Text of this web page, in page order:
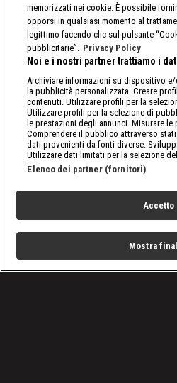
memorizzati nei cookie. È possibile
opporsi in qualsiasi momento al
legittimo facendo clic sul pulsante
pubblicitarie”. Privacy Policy
Noi e i nostri partner trattiamo i
Archiviare informazioni su dispositivo
la pubblicità personalizzata. Creare
contenuti. Utilizzare profili per la
Utilizzare profili per la selezione di
le prestazioni degli annunci. Misurare
Comprendere il pubblico attraverso
dati provenienti da fonti diverse.
Utilizzare dati limitati per la selezione
Elenco dei partner (fornitori)
Accetto
Mostra